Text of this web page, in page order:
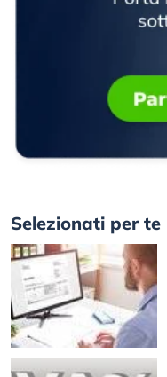
Selezionati per te